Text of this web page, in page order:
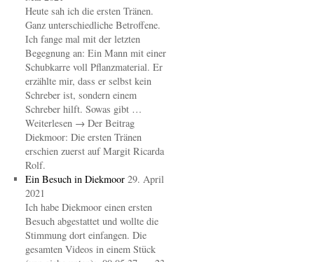
Heute sah ich die ersten Tränen.
Ganz unterschiedliche Betroffene.
Ich fange mal mit der letzten
Begegnung an: Ein Mann mit einer
Schubkarre voll Pflanzmaterial. Er
erzählte mir, dass er selbst kein
Schreber ist, sondern einem
Schreber hilft. Sowas gibt …
Weiterlesen → Der Beitrag
Diekmoor: Die ersten Tränen
erschien zuerst auf Margit Ricarda
Rolf.
Ein Besuch in Diekmoor 29. April
2021
Ich habe Diekmoor einen ersten
Besuch abgestattet und wollte die
Stimmung dort einfangen. Die
gesamten Videos in einem Stück